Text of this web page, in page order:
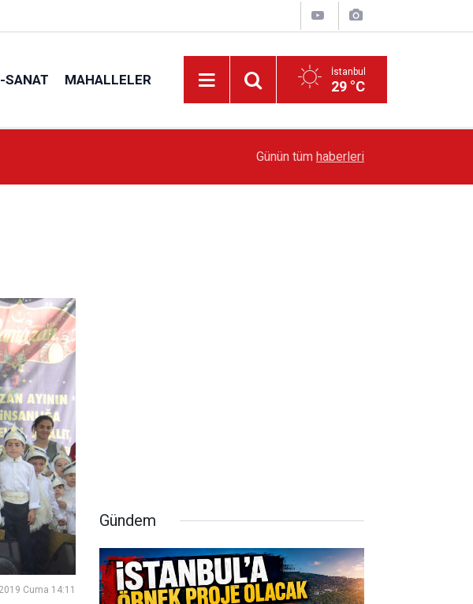
SANAT MAHALLELER İstanbul
29 °C
Sarıyer’de Edebiyat Rüzgârı Esecek
Günün tüm haberleri
Cuma 14:11
Gündem